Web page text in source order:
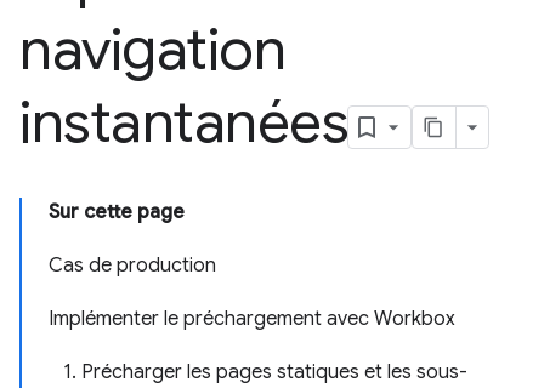
navigation
instantanées
Sur cette page
Cas de production
Implémenter le préchargement avec Workbox
1. Précharger les pages statiques et les sous-